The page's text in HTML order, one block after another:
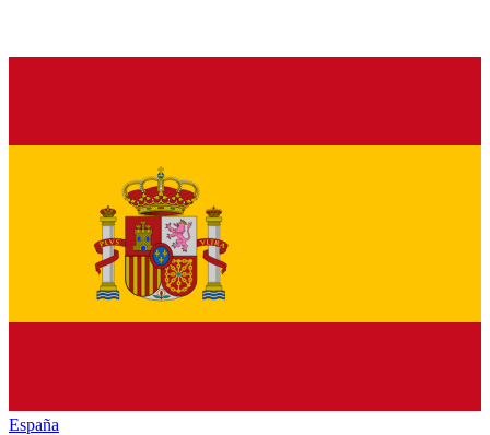
España